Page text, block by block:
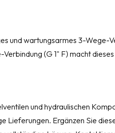
und wartungsarmes 3-Wege-
(G 1" F) macht dieses
und hydraulischen
Lieferungen. Ergänzen Sie